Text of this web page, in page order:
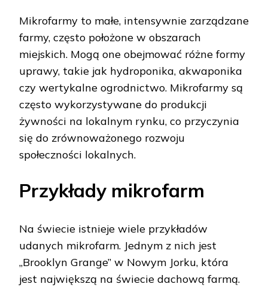
Mikrofarmy to małe, intensywnie zarządzane
farmy, często położone w obszarach
miejskich. Mogą one obejmować różne formy
uprawy, takie jak hydroponika, akwaponika
czy wertykalne ogrodnictwo. Mikrofarmy są
często wykorzystywane do produkcji
żywności na lokalnym rynku, co przyczynia
się do zrównoważonego rozwoju
społeczności lokalnych.
Przykłady mikrofarm
Na świecie istnieje wiele przykładów
udanych mikrofarm. Jednym z nich jest
„Brooklyn Grange” w Nowym Jorku, która
jest największą na świecie dachową farmą.